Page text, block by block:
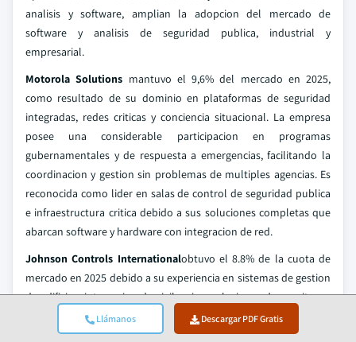
Llámanos Descargar PDF Gratis
analisis y software, amplian la adopcion del mercado de
software y analisis de seguridad publica, industrial y
empresarial.
Motorola Solutions mantuvo el 9,6% del mercado en 2025,
como resultado de su dominio en plataformas de seguridad
integradas, redes criticas y conciencia situacional. La empresa
posee una considerable participacion en programas
gubernamentales y de respuesta a emergencias, facilitando la
coordinacion y gestion sin problemas de multiples agencias. Es
reconocida como lider en salas de control de seguridad publica
e infraestructura critica debido a sus soluciones completas que
abarcan software y hardware con integracion de red.
Johnson Controls Internationalobtuvo el 8.8% de la cuota de
mercado en 2025 debido a su experiencia en sistemas de gestion
de edificios, integracion de vigilancia y soluciones de monitoreo
de ciberseguridad. La empresa se centra en plataformas de salas
de control y su escalabilidad y alto rendimiento. Johnson